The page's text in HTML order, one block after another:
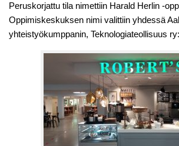
Peruskorjattu tila nimettiin Harald Herlin -
Oppimiskeskuksen nimi valittiin yhdessä
yhteistyökumppanin, Teknologiateollisuus